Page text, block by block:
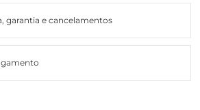
garantia e cancelamentos